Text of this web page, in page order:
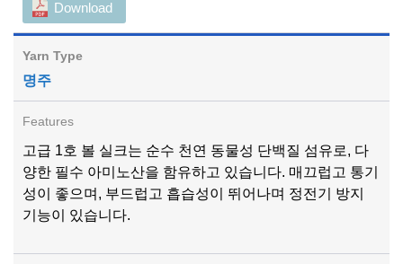
Download
명주
고급 1호 볼 실크는 순수 천연 동물성 단백질 섬유로, 다
양한 필수 아미노산을 함유하고 있습니다. 매끄럽고 통기
성이 좋으며, 부드럽고 흡습성이 뛰어나며 정전기 방지
기능이 있습니다.